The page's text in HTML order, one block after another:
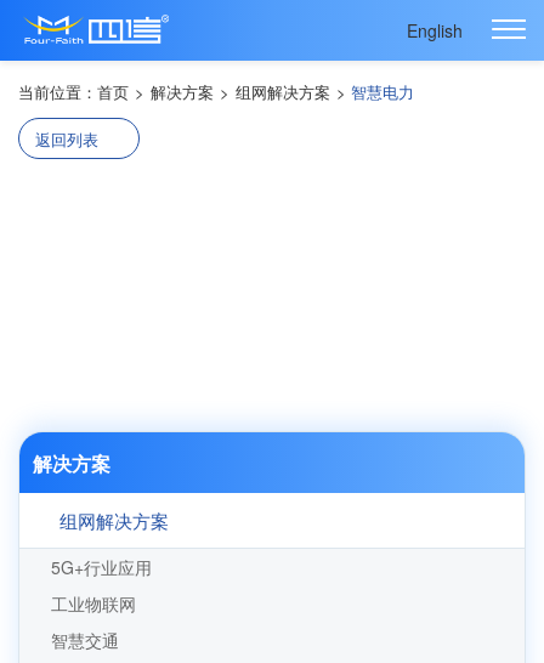
English
当前位置： 首页 > 解决方案 > 组网解决方案 > 智慧电力
返回列表
解决方案
组网解决方案
5G+行业应用
工业物联网
智慧交通